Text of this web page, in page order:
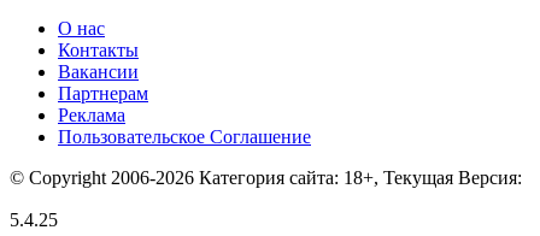
О нас
Контакты
Вакансии
Партнерам
Реклама
Пользовательское Соглашение
© Copyright 2006-2026 Категория сайта: 18+, Текущая Версия:
5.4.25